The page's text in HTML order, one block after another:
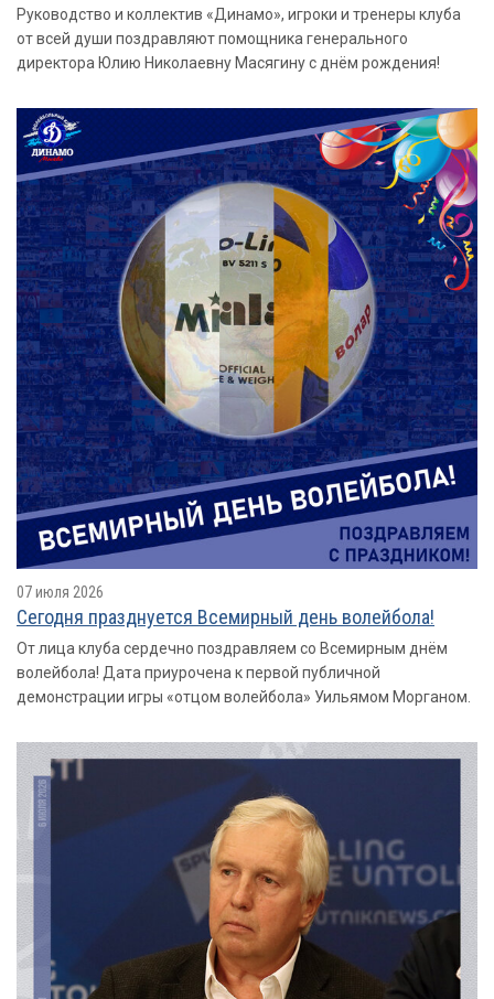
Руководство и коллектив «Динамо», игроки и тренеры клуба
от всей души поздравляют помощника генерального
директора Юлию Николаевну Масягину с днём рождения!
07 июля 2026
Сегодня празднуется Всемирный день волейбола!
От лица клуба сердечно поздравляем со Всемирным днём
волейбола! Дата приурочена к первой публичной
демонстрации игры «отцом волейбола» Уильямом Морганом.